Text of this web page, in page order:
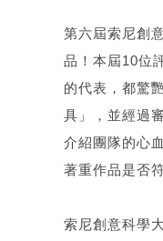
第六屆索尼創
品！本屆10位
的代表，都驚
具」，並經過
介紹團隊的心
著重作品是否
索尼創意科學